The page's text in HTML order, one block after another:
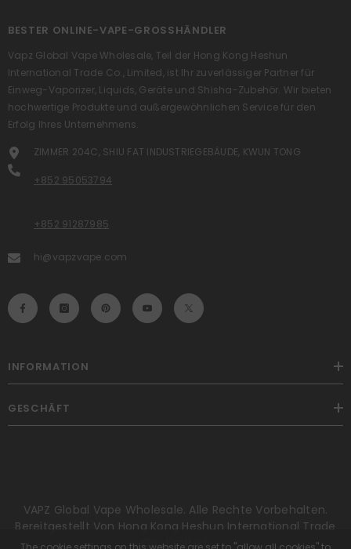
BESTER ONLINE-VAPE-GROSSHÄNDLER
Vapz Global Vape Wholesale, Teil der Hong Kong Heshun
International Trade Co., Limited, ist Ihr zuverlässiger Partner für
Einweg-Vaporizer, Liquids, Geräte und Shisha-Zubehör. Wir bieten
hochwertige Produkte und außergewöhnlichen Service für den
Erfolg Ihres Unternehmens.
ZIMMER 204C, SHIU FAT INDUSTRIEGEBÄUDE, KWUN TONG
+852 95053794
+852 91287985
hi@vapzvape.com
INFORMATION
GESCHÄFT
VAPZ Global Vape Wholesale. Alle Rechte Vorbehalten.
Bereitgestellt Von Hong Kong Heshun International Trade
Co., Limited.